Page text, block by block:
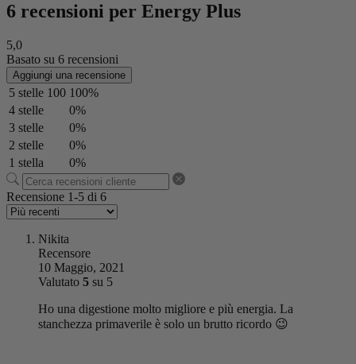
6 recensioni per Energy Plus
5,0
Basato su 6 recensioni
Aggiungi una recensione
5 stelle 100 100%
4 stelle
0%
3 stelle
0%
2 stelle
0%
1 stella
0%
Recensione 1-5 di 6
Nikita
Recensore
10 Maggio, 2021
Valutato 5 su 5
Ho una digestione molto migliore e più energia. La
stanchezza primaverile è solo un brutto ricordo 😉